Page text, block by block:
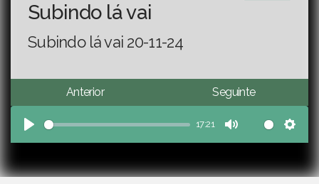
Subindo lá vai
Subindo lá vai 20-11-24
Anterior Seguinte
Play
17:21
Mute